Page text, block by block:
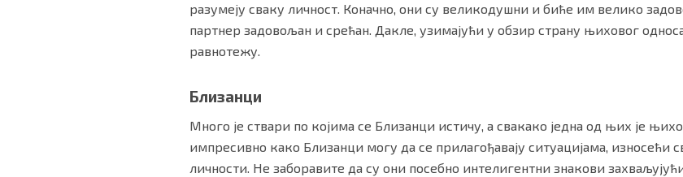
разумеју сваку личност. Коначно, они су великодушни и биће им велико
партнер задовољан и срећан. Дакле, узимајући у обзир страну њиховог
равнотежу.
Близанци
Много је ствари по којима се Близанци истичу, а свакако једна од њих је
импресивно како Близанци могу да се прилагођавају ситуацијама, износећи
личности. Не заборавите да су они посебно интелигентни знакови